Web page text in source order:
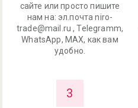
сайте или просто пишите
нам на: эл.почта niro-
trade@mail.ru , Telegramm,
WhatsApp, MAX, как вам
удобно.
3